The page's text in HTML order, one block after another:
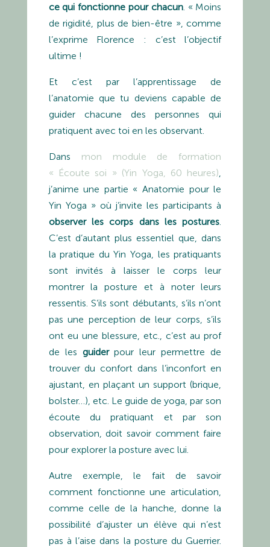
ce qui fonctionne pour chacun. « Moins
de rigidité, plus de bien-être », comme
l’exprime Florence : c’est l’objectif
ultime !
Et c’est par l’apprentissage de
l’anatomie que tu deviens capable de
guider chacune des personnes qui
pratiquent avec toi en les observant.
Dans mon module de formation
« Écoute soi » (Yin Yoga, 60 heures),
j’anime une partie « Anatomie pour le
Yin Yoga » où j’invite les participants à
observer les corps dans les postures.
C’est d’autant plus essentiel que, dans
la pratique du Yin Yoga, les pratiquants
sont invités à laisser le corps leur
montrer la posture et à noter leurs
ressentis. S’ils sont débutants, s’ils n’ont
pas une perception de leur corps, s’ils
ont eu une blessure, etc., c’est au prof
de les guiderpour leur permettre de
trouver du confort dans l’inconfort en
ajustant, en plaçant un support (brique,
bolster…), etc. Le guide de yoga, par son
écoute du pratiquant et par son
observation, doit savoir comment faire
pour explorer la posture avec lui.
Autre exemple, le fait de savoir
comment fonctionne une articulation,
comme celle de la hanche, donne la
possibilité d’ajuster un élève qui n’est
pas à l’aise dans la posture du Guerrier.